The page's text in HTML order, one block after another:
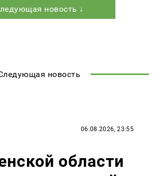
новость ↓
новость
06.08.2026, 23:55
области